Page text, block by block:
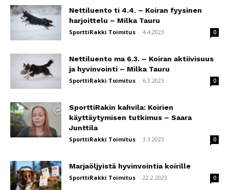
Nettiluento ti 4.4. – Koiran fyysinen
harjoittelu – Milka Tauru
SporttiRakki Toimitus - 4.4.2023 0
Nettiluento ma 6.3. – Koiran aktiivisuus
ja hyvinvointi – Milka Tauru
SporttiRakki Toimitus - 6.3.2023 0
SporttiRakin kahvila: Koirien
käyttäytymisen tutkimus – Saara
Junttila
SporttiRakki Toimitus - 3.3.2023 0
Marjaöljyistä hyvinvointia koirille
SporttiRakki Toimitus - 22.2.2023 0